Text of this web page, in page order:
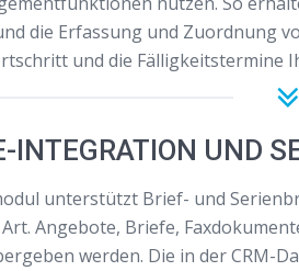
die Erfassung und Zuordnung
und die Fälligkeitstermine
INTEGRATION UND
unterstützt Brief- und
Angebote, Briefe,
werden. Die in der CRM-